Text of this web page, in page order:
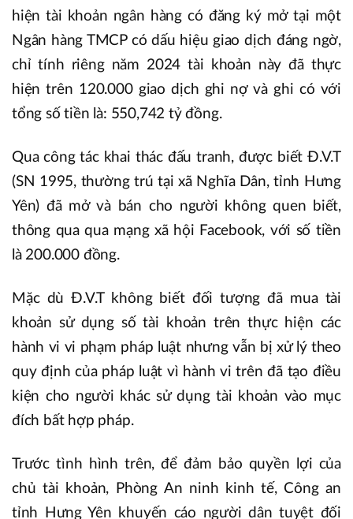
hiện tài khoản ngân hàng có đăng ký mở tại một
Ngân hàng TMCP có dấu hiệu giao dịch đáng ngờ,
chỉ tính riêng năm 2024 tài khoản này đã thực
hiện trên 120.000 giao dịch ghi nợ và ghi có với
tổng số tiền là: 550,742 tỷ đồng.
Qua công tác khai thác đấu tranh, được biết Đ.V.T
(SN 1995, thường trú tại xã Nghĩa Dân, tỉnh Hưng
Yên) đã mở và bán cho người không quen biết,
thông qua qua mạng xã hội Facebook, với số tiền
là 200.000 đồng.
Mặc dù Đ.V.T không biết đối tượng đã mua tài
khoản sử dụng số tài khoản trên thực hiện các
hành vi vi phạm pháp luật nhưng vẫn bị xử lý theo
quy định của pháp luật vì hành vi trên đã tạo điều
kiện cho người khác sử dụng tài khoản vào mục
đích bất hợp pháp.
Trước tình hình trên, để đảm bảo quyền lợi của
chủ tài khoản, Phòng An ninh kinh tế, Công an
tỉnh Hưng Yên khuyến cáo người dân tuyệt đối